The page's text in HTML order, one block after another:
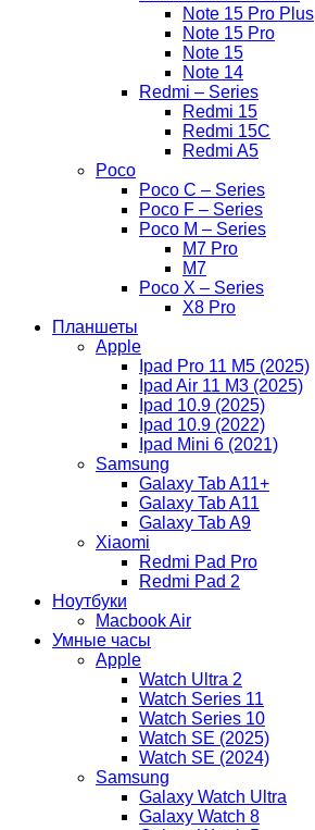
Note 15 Pro Plus
Note 15 Pro
Note 15
Note 14
Redmi – Series
Redmi 15
Redmi 15C
Redmi A5
Poco
Poco C – Series
Poco F – Series
Poco M – Series
M7 Pro
M7
Poco X – Series
X8 Pro
Планшеты
Apple
Ipad Pro 11 M5 (2025)
Ipad Air 11 M3 (2025)
Ipad 10.9 (2025)
Ipad 10.9 (2022)
Ipad Mini 6 (2021)
Samsung
Galaxy Tab A11+
Galaxy Tab A11
Galaxy Tab A9
Xiaomi
Redmi Pad Pro
Redmi Pad 2
Ноутбуки
Macbook Air
Умные часы
Apple
Watch Ultra 2
Watch Series 11
Watch Series 10
Watch SE (2025)
Watch SE (2024)
Samsung
Galaxy Watch Ultra
Galaxy Watch 8